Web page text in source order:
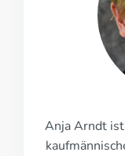
Anja Arndt